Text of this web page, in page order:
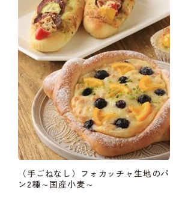
（手ごねなし）フォカッチャ生地のパ
ン2種～国産小麦～